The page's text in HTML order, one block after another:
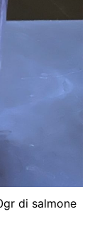
di salmone